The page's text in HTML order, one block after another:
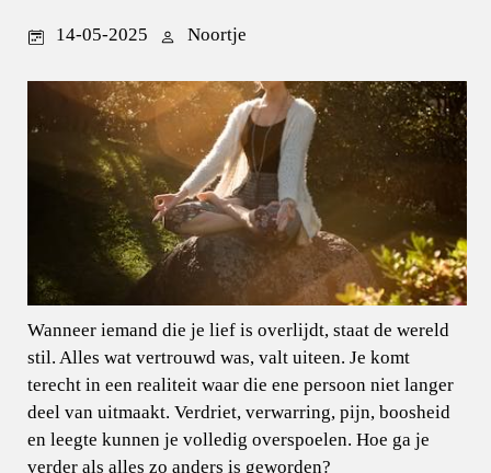
14-05-2025 Noortje
Wanneer iemand die je lief is overlijdt, staat de wereld
stil. Alles wat vertrouwd was, valt uiteen. Je komt
terecht in een realiteit waar die ene persoon niet langer
deel van uitmaakt. Verdriet, verwarring, pijn, boosheid
en leegte kunnen je volledig overspoelen. Hoe ga je
verder als alles zo anders is geworden?